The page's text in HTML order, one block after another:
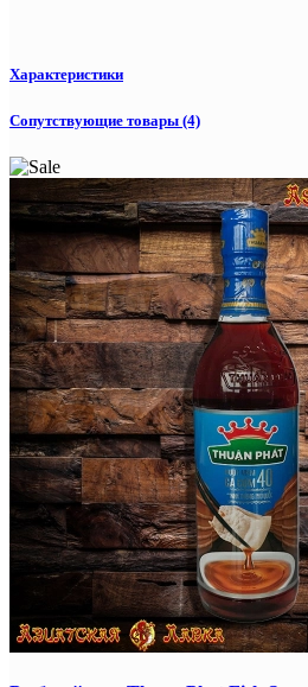
Характеристики
Сопутствующие товары (4)